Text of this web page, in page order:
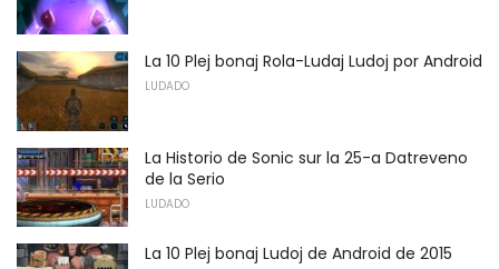
La 10 Plej bonaj Rola-Ludaj Ludoj por Android
LUDADO
La Historio de Sonic sur la 25-a Datreveno
de la Serio
LUDADO
La 10 Plej bonaj Ludoj de Android de 2015